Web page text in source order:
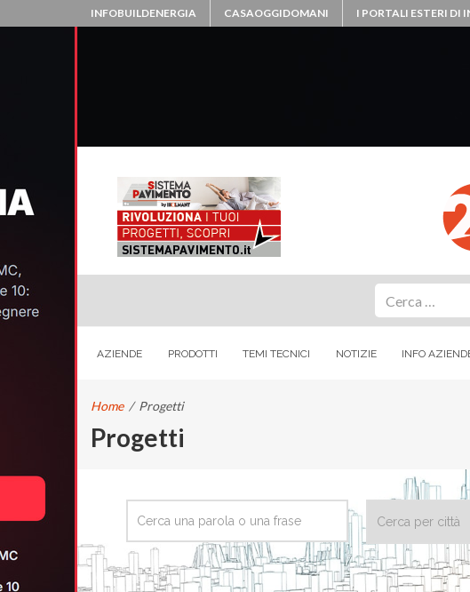
INFOBUILDENERGIA CASAOGGIDOMANI I PORTALI ESTERI DI
AZIENDE PRODOTTI TEMI TECNICI NOTIZIE INFO
Home / Progetti
Progetti